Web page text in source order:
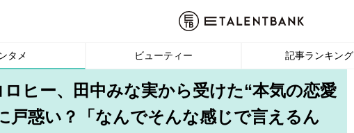
タメ ビューティー 記事ランキング
ロヒー、田中みな実から受けた“本気の恋愛
戸惑い？「なんでそんな感じで言えるん